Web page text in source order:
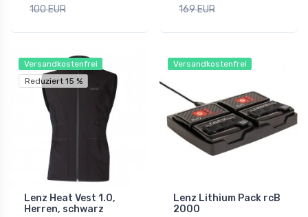
100 EUR 169 EUR
Versandkostenfrei
Reduziert 15 %
Lenz Heat Vest 1.0,
Herren, schwarz
Versandkostenfrei
Lenz Lithium Pack rcB
2000